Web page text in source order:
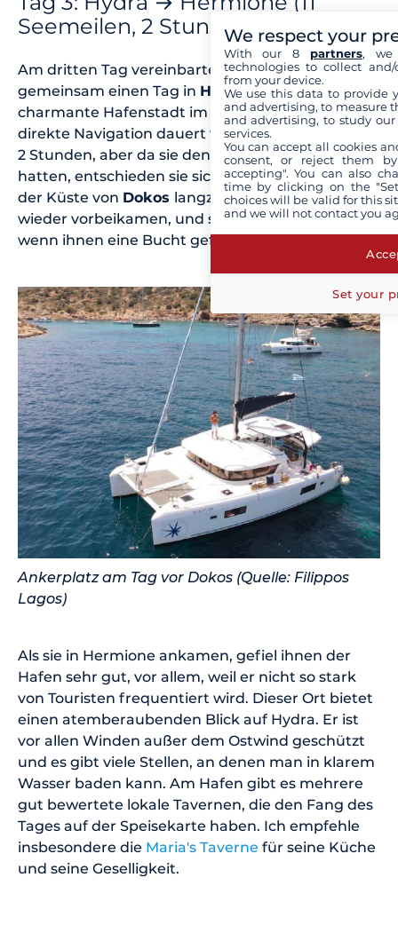
Seemeilen, 2 Stunden)
Am dritten Tag vereinbarten Laurent und Filippos
gemeinsam einen Tag in Hermione, eine
charmante Hafenstadt im
Peloponnes. Die
direkte Navigation dauert von Mandraki aus etwa
2 Stunden, aber da sie den ganzen Tag vor sich
hatten, entschieden sie sich dafür, gemütlich an
der Küste von Dokos langzufahren, wo sie später
wieder vorbeikamen, und spontan anzuhalten,
wenn ihnen eine Bucht gefiel.
Ankerplatz am Tag vor Dokos (Quelle: Filippos
Lagos)
Als sie in Hermione ankamen, gefiel ihnen der
Hafen sehr gut, vor allem, weil er nicht so stark
von Touristen frequentiert wird. Dieser Ort bietet
einen atemberaubenden Blick auf Hydra. Er ist
vor allen Winden außer dem Ostwind geschützt
und es gibt viele Stellen, an denen man in klarem
Wasser baden kann. Am Hafen gibt es mehrere
gut bewertete lokale Tavernen, die den Fang des
Tages auf der Speisekarte haben. Ich empfehle
insbesondere die Maria's Taverne für seine Küche
und seine Geselligkeit.
We respect your
With our 8 partners, we
technologies to collect
from your device.
We use this data to provide
and advertising, to measure
and advertising, to study
services.
You can accept all cookies
consent, or reject them
accepting". You can also
time by clicking on the
choices will be valid for this
and we will not contact you
Set your